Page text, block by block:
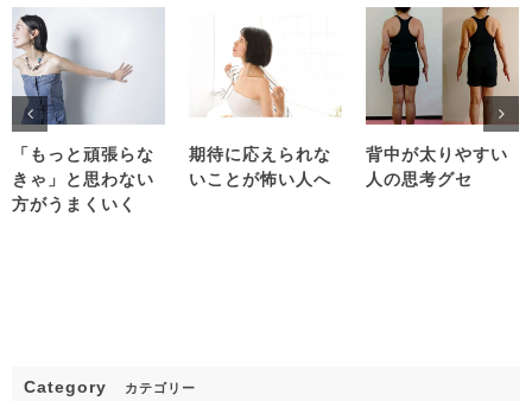
「もっと頑張らな
きゃ」と思わない
方がうまくいく
期待に応えられな
いことが怖い人へ
背中が太りやすい
人の思考グセ
Category カテゴリー